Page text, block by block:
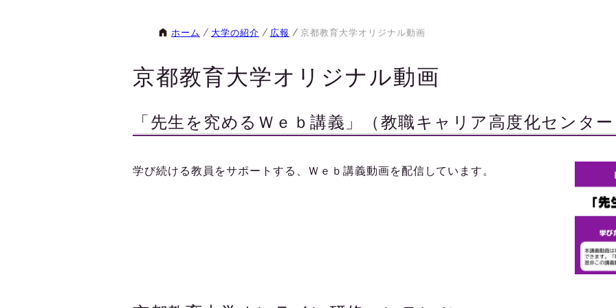
ホーム 大学の紹介 広報 京都教育大学オリジナル動画
京都教育大学オリジナル動画
「先生を究めるＷｅｂ講義」（教職キャリア高度化センタ
学び続ける教員をサポートする、Ｗｅｂ講義動画を配信しています。